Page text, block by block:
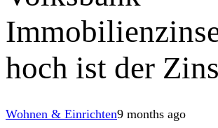
hoch ist der
Wohnen & Einrichten9 months ago